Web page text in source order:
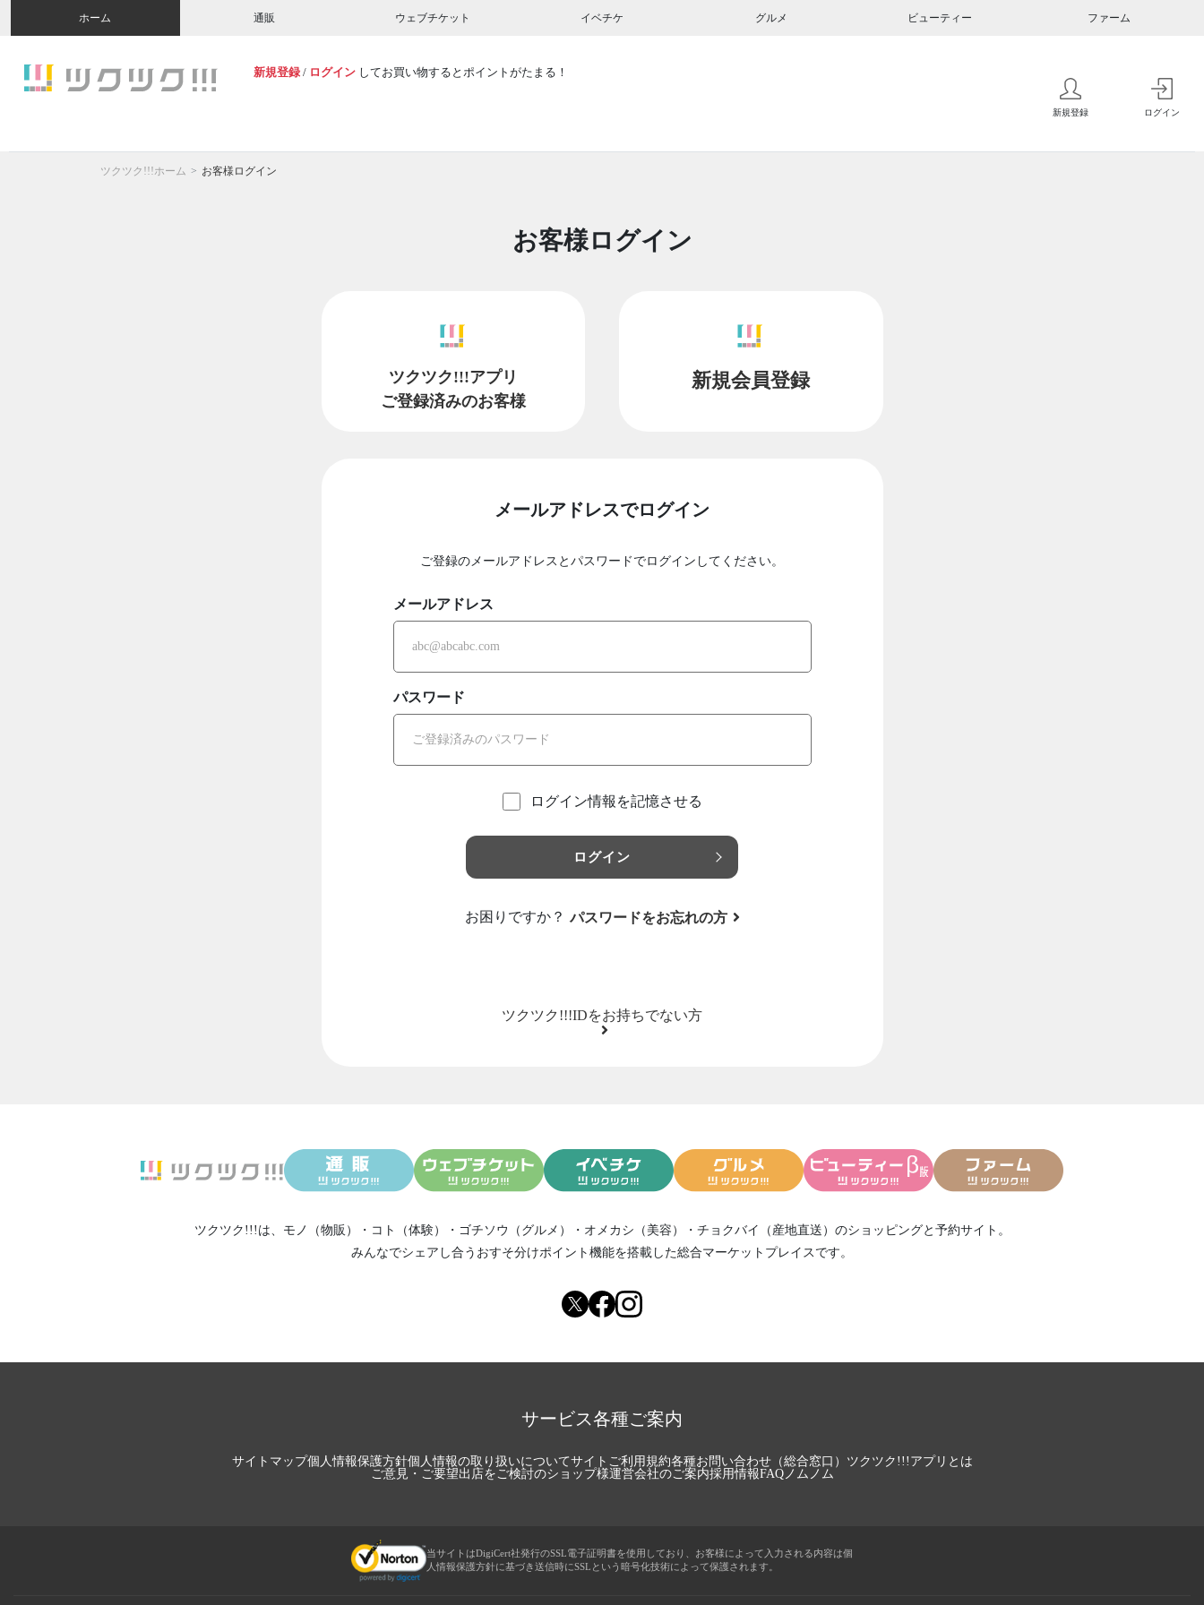
ホーム 通販 ウェブチケット イベチケ グルメ ビューティー ファーム
新規登録 / ログイン してお買い物するとポイントがたまる！
新規登録 ログイン
ツクツク!!!ホーム お客様ログイン
お客様ログイン
ツクツク!!!アプリ
ご登録済みのお客様
新規会員登録
メールアドレスでログイン
ご登録のメールアドレスとパスワードでログインしてください。
メールアドレス
パスワード
ログイン情報を記憶させる
ログイン
お困りですか？ パスワードをお忘れの方
ツクツク!!!IDをお持ちでない方
ツクツク!!!は、 モノ（物販） ・ コト（体験） ・ ゴチソウ（グルメ） ・ オメカシ（美容） ・ チョクバイ（産地直送） のショッピングと予約サイト。
みんなでシェアし合う おすそ分けポイント機能を搭載した総合マーケットプレイスです。
サービス各種ご案内
サイトマップ個人情報保護方針個人情報の取り扱いについてサイトご利用規約各種お問い合わせ（総合窓口） ツクツク!!!アプリとは
ご意見・ご要望出店をご検討のショップ様運営会社のご案内採用情報FAQノムノム
当サイトはDigiCert社発行のSSL電子証明書を使用しており、お客様によって入力される内容は個
人情報保護方針に基づき送信時にSSLという暗号化技術によって保護されます。